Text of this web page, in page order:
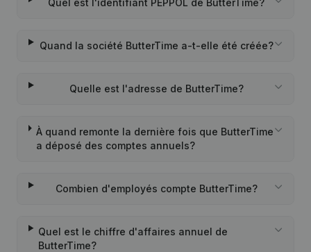
Quel est l'identifiant PEPPOL de ButterTime?
Quand la société ButterTime a-t-elle été créée?
Quelle est l'adresse de ButterTime?
À quand remonte la dernière fois que ButterTime
a déposé des comptes annuels?
Combien d'employés compte ButterTime?
Quel est le chiffre d'affaires annuel de
ButterTime?